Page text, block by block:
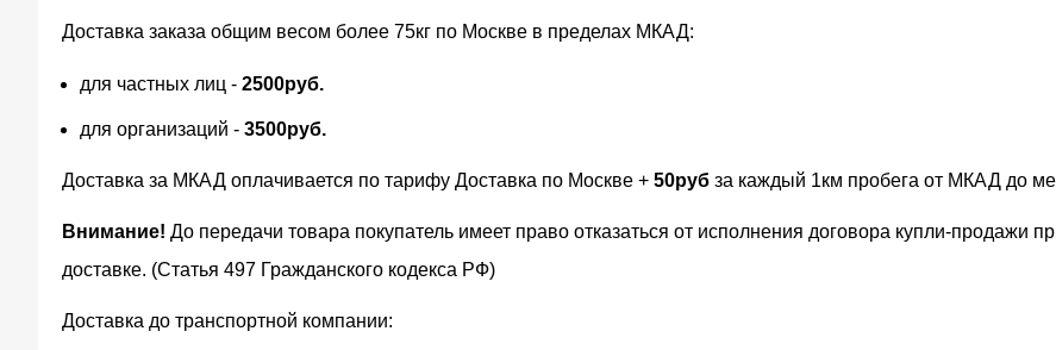
Доставка заказа общим весом более 75кг по Москве в пределах МКАД:
для частных лиц - 2500руб.
для организаций - 3500руб.
Доставка за МКАД оплачивается по тарифу Доставка по Москве + 50руб за каждый 1км пробега от МКАД до
Внимание! До передачи товара покупатель имеет право отказаться от исполнения договора купли-продажи
доставке. (Статья 497 Гражданского кодекса РФ)
Доставка до транспортной компании: